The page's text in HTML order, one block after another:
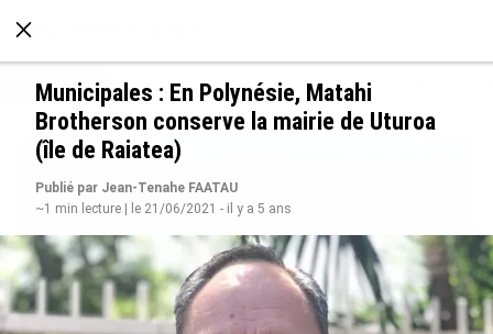
À LA UNE POLITIQUE ECONOMIE
Municipales : En Polynésie, Matahi
Brotherson conserve la mairie de Uturoa
(île de Raiatea)
Publié par Jean-Tenahe FAATAU
~1 min lecture | le 21/06/2021 - il y a 5 ans